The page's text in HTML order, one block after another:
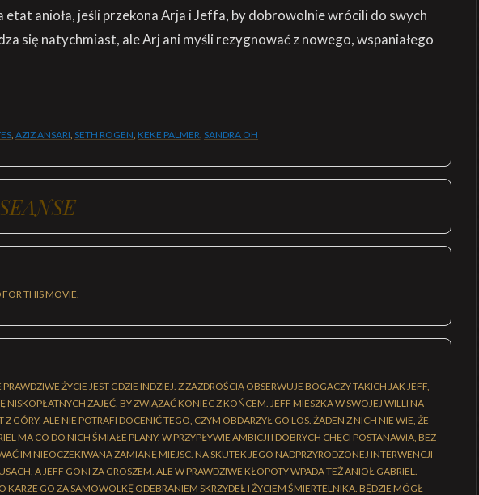
etat anioła, jeśli przekona Arja i Jeffa, by dobrowolnie wrócili do swych
się natychmiast, ale Arj ani myśli rezygnować z nowego, wspaniałego
, AZIZ ANSARI, SETH ROGEN, KEKE PALMER, SANDRA OH
THIS MOVIE.
ŻYCIE JEST GDZIE INDZIEJ. Z ZAZDROŚCIĄ OBSERWUJE BOGACZY TAKICH JAK JEFF,
NISKOPŁATNYCH ZAJĘĆ, BY ZWIĄZAĆ KONIEC Z KOŃCEM. JEFF MIESZKA W SWOJEJ WILLI NA
Z GÓRY, ALE NIE POTRAFI DOCENIĆ TEGO, CZYM OBDARZYŁ GO LOS. ŻADEN Z NICH NIE WIE, ŻE
MA CO DO NICH ŚMIAŁE PLANY. W PRZYPŁYWIE AMBICJI I DOBRYCH CHĘCI POSTANAWIA, BEZ
IM NIEOCZEKIWANĄ ZAMIANĘ MIEJSC. NA SKUTEK JEGO NADPRZYRODZONEJ INTERWENCJI
A JEFF GONI ZA GROSZEM. ALE W PRAWDZIWE KŁOPOTY WPADA TEŻ ANIOŁ GABRIEL.
KARZE GO ZA SAMOWOLKĘ ODEBRANIEM SKRZYDEŁ I ŻYCIEM ŚMIERTELNIKA. BĘDZIE MÓGŁ